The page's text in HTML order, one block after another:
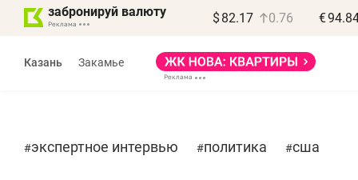
забронируй валюту $ 82.17 0.76 €
Казань Закамье
#экспертное интервью #политика #сша